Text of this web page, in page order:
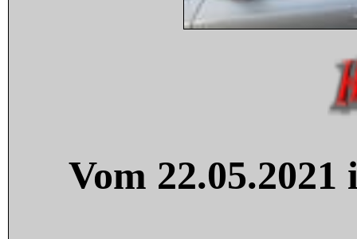
Vom